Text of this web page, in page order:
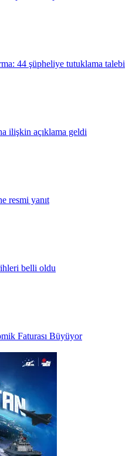
44 şüpheliye tutuklama talebi
ilişkin açıklama geldi
resmi yanıt
belli oldu
Faturası Büyüyor